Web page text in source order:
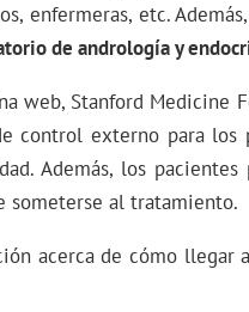
enfermeras, etc.
de andrología y
web, Stanford
control externo para los
Además, los
someterse al tratamiento.
acerca de cómo llegar